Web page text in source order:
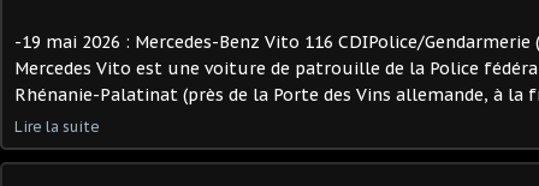
-19 mai 2026 : Mercedes-Benz Vito 116 CDIPolice/Gendarmerie
Mercedes Vito est une voiture de patrouille de la Police
Rhénanie-Palatinat (près de la Porte des Vins allemande, à la
Lire la suite